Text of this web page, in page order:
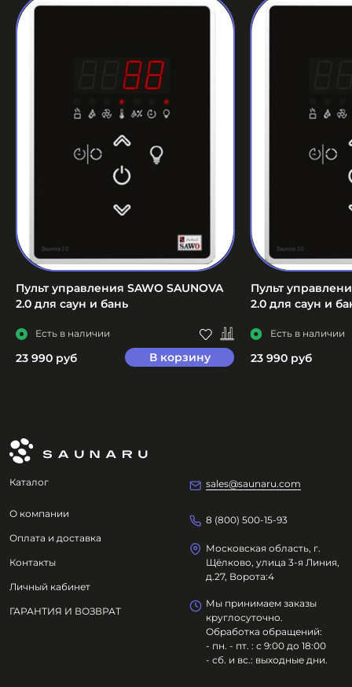
Пульт управления SAWO SAUNOVA
2.0 для саун и бань
Есть в наличии
23 990 руб В корзину
Пульт
2.0 для саун и
Есть в наличии
23 990 руб
Каталог
О компании
Оплата и доставка
Контакты
Личный кабинет
ГАРАНТИЯ И ВОЗВРАТ
sales@saunaru.com
8 (800) 500-15-93
Московская область, г.
Щёлково, улица 3-я Линия,
д.27, Ворота:4
Мы принимаем заказы
круглосуточно.
Обработка обращений:
- пн. - пт. : с 9:00 до 18:00
- сб. и вс.: выходные дни.